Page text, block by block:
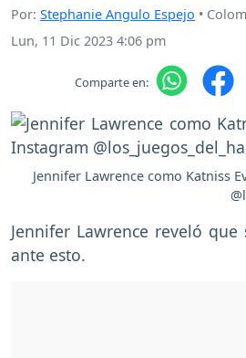
Por: Stephanie Angulo Espejo •
Lun, 11 Dic 2023 4:06 pm
Comparte en:
Jennifer Lawrence como Katniss
Jennifer Lawrence reveló
ante esto.